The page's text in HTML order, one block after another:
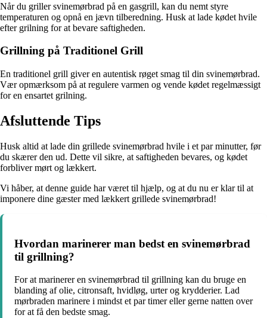
Når du griller svinemørbrad på en gasgrill, kan du nemt styre
temperaturen og opnå en jævn tilberedning. Husk at lade kødet hvile
efter grilning for at bevare saftigheden.
Grillning på Traditionel Grill
En traditionel grill giver en autentisk røget smag til din svinemørbrad.
Vær opmærksom på at regulere varmen og vende kødet regelmæssigt
for en ensartet grilning.
Afsluttende Tips
Husk altid at lade din grillede svinemørbrad hvile i et par minutter, før
du skærer den ud. Dette vil sikre, at saftigheden bevares, og kødet
forbliver mørt og lækkert.
Vi håber, at denne guide har været til hjælp, og at du nu er klar til at
imponere dine gæster med lækkert grillede svinemørbrad!
Hvordan marinerer man bedst en svinemørbrad
til grillning?
For at marinerer en svinemørbrad til grillning kan du bruge en
blanding af olie, citronsaft, hvidløg, urter og krydderier. Lad
mørbraden marinere i mindst et par timer eller gerne natten over
for at få den bedste smag.